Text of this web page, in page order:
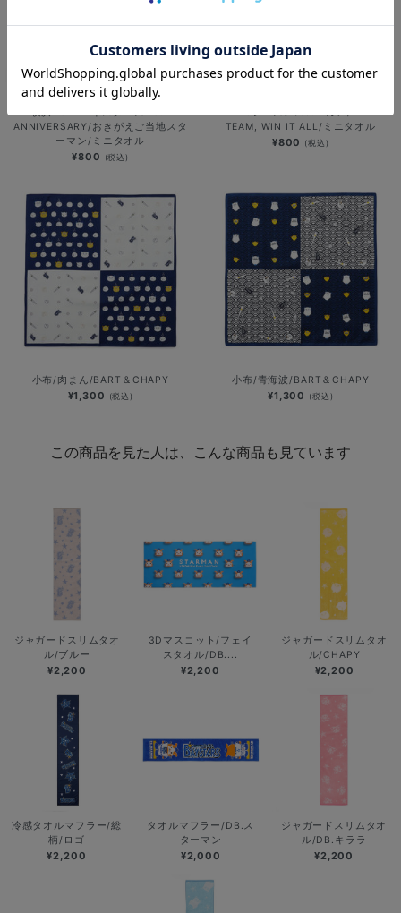
ANNIVERSARY/おきがえご当地スタ
ーマン/ミニタオル
¥800 (税込)
TEAM, WIN IT ALL/ミニタオル
¥800 (税込)
小布/肉まん/BART＆CHAPY
¥1,300 (税込)
小布/青海波/BART＆CHAPY
¥1,300 (税込)
この商品を見た人は、こんな商品も見ています
ジャガードスリムタオ
ル/ブルー
¥2,200
3Dマスコット/フェイ
スタオル/DB....
¥2,200
ジャガードスリムタオ
ル/CHAPY
¥2,200
冷感タオルマフラー/総
柄/ロゴ
¥2,200
タオルマフラー/DB.ス
ターマン
¥2,000
ジャガードスリムタオ
ル/DB.キララ
¥2,200